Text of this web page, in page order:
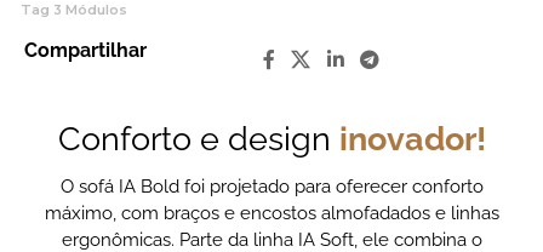
Tag 3 Módulos
Compartilhar
Conforto e design inovador!
O sofá IA Bold foi projetado para oferecer conforto
máximo, com braços e encostos almofadados e linhas
ergonômicas. Parte da linha IA Soft, ele combina o